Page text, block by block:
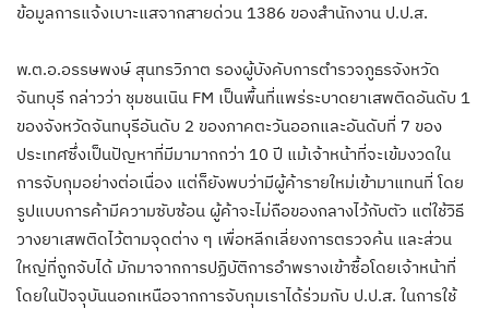
ข้อมูลการแจ้งเบาะแสจากสายด่วน 1386 ของสำนักงาน ป.ป.ส.
พ.ต.อ.อรรษพงษ์ สุนทรวิภาต รองผู้บังคับการตำรวจภูธรจังหวัด
จันทบุรี กล่าวว่า ชุมชนเนิน FM เป็นพื้นที่แพร่ระบาดยาเสพติดอันดับ 1
ของจังหวัดจันทบุรีอันดับ 2 ของภาคตะวันออกและอันดับที่ 7 ของ
ประเทศซึ่งเป็นปัญหาที่มีมามากกว่า 10 ปี แม้เจ้าหน้าที่จะเข้มงวดใน
การจับกุมอย่างต่อเนื่อง แต่ก็ยังพบว่ามีผู้ค้ารายใหม่เข้ามาแทนที่ โดย
รูปแบบการค้ามีความซับซ้อน ผู้ค้าจะไม่ถือของกลางไว้กับตัว แต่ใช้วิธี
วางยาเสพติดไว้ตามจุดต่าง ๆ เพื่อหลีกเลี่ยงการตรวจค้น และส่วน
ใหญ่ที่ถูกจับได้ มักมาจากการปฏิบัติการอำพรางเข้าซื้อโดยเจ้าหน้าที่
โดยในปัจจุบันนอกเหนือจากการจับกุมเราได้ร่วมกับ ป.ป.ส. ในการใช้